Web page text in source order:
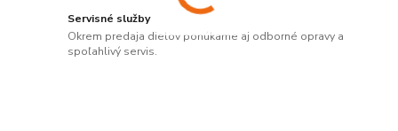
Servisné služby
Okrem predaja dielov ponúkame aj odborné opravy a
spoľahlivý servis.